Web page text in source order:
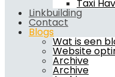
Taxi
Linkbuilding
Contact
Blogs
Wat is een
Website
Archive
Archive